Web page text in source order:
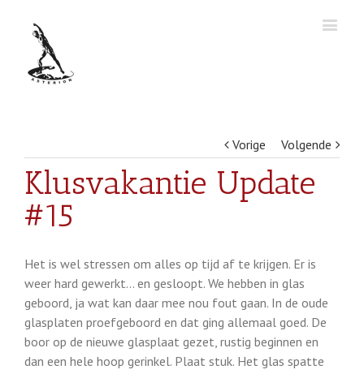
Vorige Volgende
Klusvakantie Update
#15
Het is wel stressen om alles op tijd af te krijgen. Er is
weer hard gewerkt… en gesloopt. We hebben in glas
geboord, ja wat kan daar mee nou fout gaan. In de oude
glasplaten proefgeboord en dat ging allemaal goed. De
boor op de nieuwe glasplaat gezet, rustig beginnen en
dan een hele hoop gerinkel. Plaat stuk. Het glas spatte